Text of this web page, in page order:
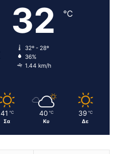
32 ℃
32º - 28º
36%
1.44 km/h
41 ℃
Σα
40 ℃
Κυ
39 ℃
Δε